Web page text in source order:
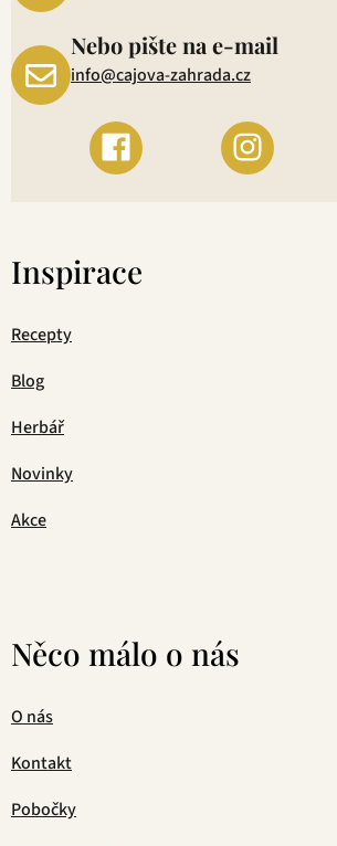
Nebo pište na e-mail
info@cajova-zahrada.cz
Inspirace
Recepty
Blog
Herbář
Novinky
Akce
Něco málo o nás
O nás
Kontakt
Pobočky